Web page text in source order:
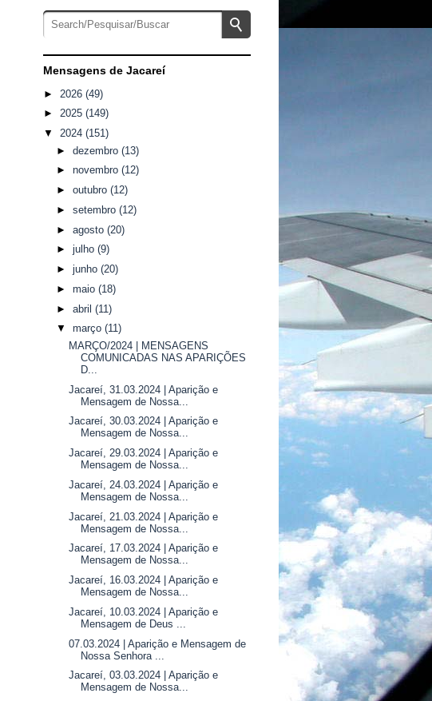
Mensagens de Jacareí
► 2026 (49)
► 2025 (149)
▼ 2024 (151)
► dezembro (13)
► novembro (12)
► outubro (12)
► setembro (12)
► agosto (20)
► julho (9)
► junho (20)
► maio (18)
► abril (11)
▼ março (11)
MARÇO/2024 | MENSAGENS
COMUNICADAS NAS APARIÇÕES
D...
Jacareí, 31.03.2024 | Aparição e
Mensagem de Nossa...
Jacareí, 30.03.2024 | Aparição e
Mensagem de Nossa...
Jacareí, 29.03.2024 | Aparição e
Mensagem de Nossa...
Jacareí, 24.03.2024 | Aparição e
Mensagem de Nossa...
Jacareí, 21.03.2024 | Aparição e
Mensagem de Nossa...
Jacareí, 17.03.2024 | Aparição e
Mensagem de Nossa...
Jacareí, 16.03.2024 | Aparição e
Mensagem de Nossa...
Jacareí, 10.03.2024 | Aparição e
Mensagem de Deus ...
07.03.2024 | Aparição e Mensagem de
Nossa Senhora ...
Jacareí, 03.03.2024 | Aparição e
Mensagem de Nossa...